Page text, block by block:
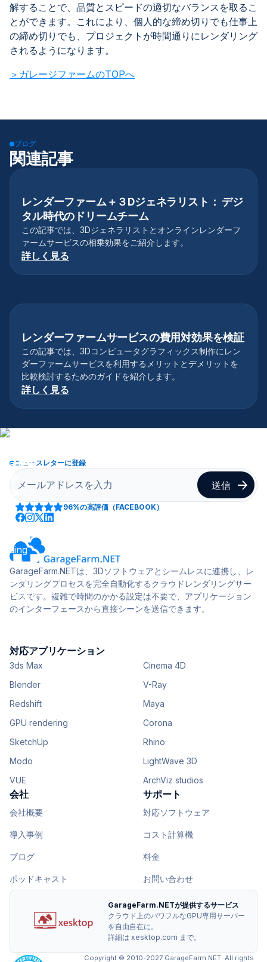
解することで、品質とスピードの適切なバランスを取るこ
とができます。これにより、個人的な締め切りでも仕事上
の締め切りでも、プロジェクトが時間通りにレンダリング
されるようになります。
＞ガレージファームのTOPへ
ブログ
関連記事
レンダーファーム
レンダーファーム＋３Dジェネラリスト： デジ
タル時代のドリームチーム
この記事では、3Dジェネラリストとオンラインレンダーフ
ァームサービスの相乗効果をご紹介します。
詳しく見る
レンダーファーム
レンダーファームサービスの費用対効果を検証
この記事では、3Dコンピュータグラフィックス制作にレン
ダーファームサービスを利用するメリットとデメリットを
比較検討するためのガイドを紹介します。
詳しく見る
ニュースレターに登録
96%の高評価（FACEBOOK）
GarageFarm.NETは、3Dソフトウェアとシームレスに連携し、レ
ンダリングプロセスを完全自動化するクラウドレンダリングサー
ビスです。複雑で時間のかかる設定は不要で、アプリケーション
のインターフェースから直接シーンを送信できます。
対応アプリケーション
3ds Max
Cinema 4D
Blender
V-Ray
Redshift
Maya
GPU rendering
Corona
SketchUp
Rhino
Modo
LightWave 3D
VUE
ArchViz studios
会社
会社概要
導入事例
ブログ
ポッドキャスト
サポート
対応ソフトウェア
コスト計算機
料金
お問い合わせ
GarageFarm.NETが提供するサービス
クラウド上のパワフルなGPU専用サーバー
を自由自在に。
詳細は xesktop.com まで。
Copyright © 2010-2027 GarageFarm.NET. All rights